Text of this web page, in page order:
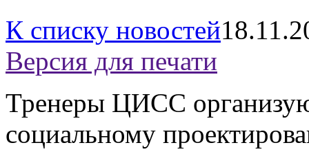
К списку новостей
Версия для печати
Тренеры ЦИСС
социальному